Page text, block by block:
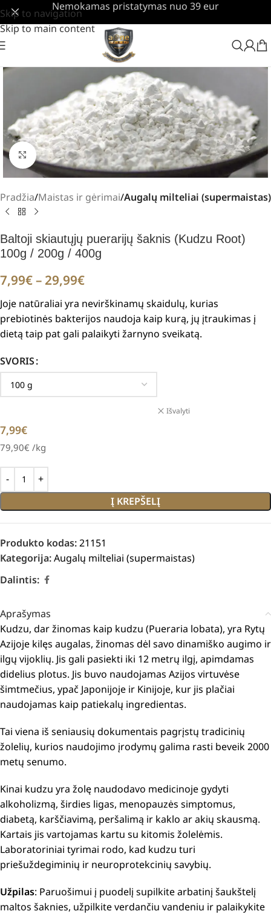
Skip to navigation
Skip to main content
Nemokamas pristatymas nuo 39 eur
Padidinti
Pradžia Maistas ir gėrimai Augalų milteliai (supermaistas)
Baltoji skiautųjų puerarijų šaknis (Kudzu Root)
100g / 200g / 400g
7,99€– 29,99€
Joje natūraliai yra nevirškinamų skaidulų, kurias
prebiotinės bakterijos naudoja kaip kurą, jų įtraukimas į
dietą taip pat gali palaikyti žarnyno sveikatą.
SVORIS
Išvalyti
7,99€
79,90€ /kg
Į KREPŠELĮ
Produkto kodas:21151
Kategorija:Augalų milteliai (supermaistas)
Dalintis:
Aprašymas
Kudzu, dar žinomas kaip kudzu (Pueraria lobata), yra Rytų
Azijoje kilęs augalas, žinomas dėl savo dinamiško augimo ir
ilgų vijoklių. Jis gali pasiekti iki 12 metrų ilgį, apimdamas
didelius plotus. Jis buvo naudojamas Azijos virtuvėse
šimtmečius, ypač Japonijoje ir Kinijoje, kur jis plačiai
naudojamas kaip patiekalų ingredientas.
Tai viena iš seniausių dokumentais pagrįstų tradicinių
žolelių, kurios naudojimo įrodymų galima rasti beveik 2000
metų senumo.
Kinai kudzu yra žolę naudodavo medicinoje gydyti
alkoholizmą, širdies ligas, menopauzės simptomus,
diabetą, karščiavimą, peršalimą ir kaklo ar akių skausmą.
Kartais jis vartojamas kartu su kitomis žolelėmis.
Laboratoriniai tyrimai rodo, kad kudzu turi
priešuždegiminių ir neuroprotekcinių savybių.
Užpilas: Paruošimui į puodelį supilkite arbatinį šaukštelį
maltos šaknies, užpilkite verdančiu vandeniu ir palaikykite